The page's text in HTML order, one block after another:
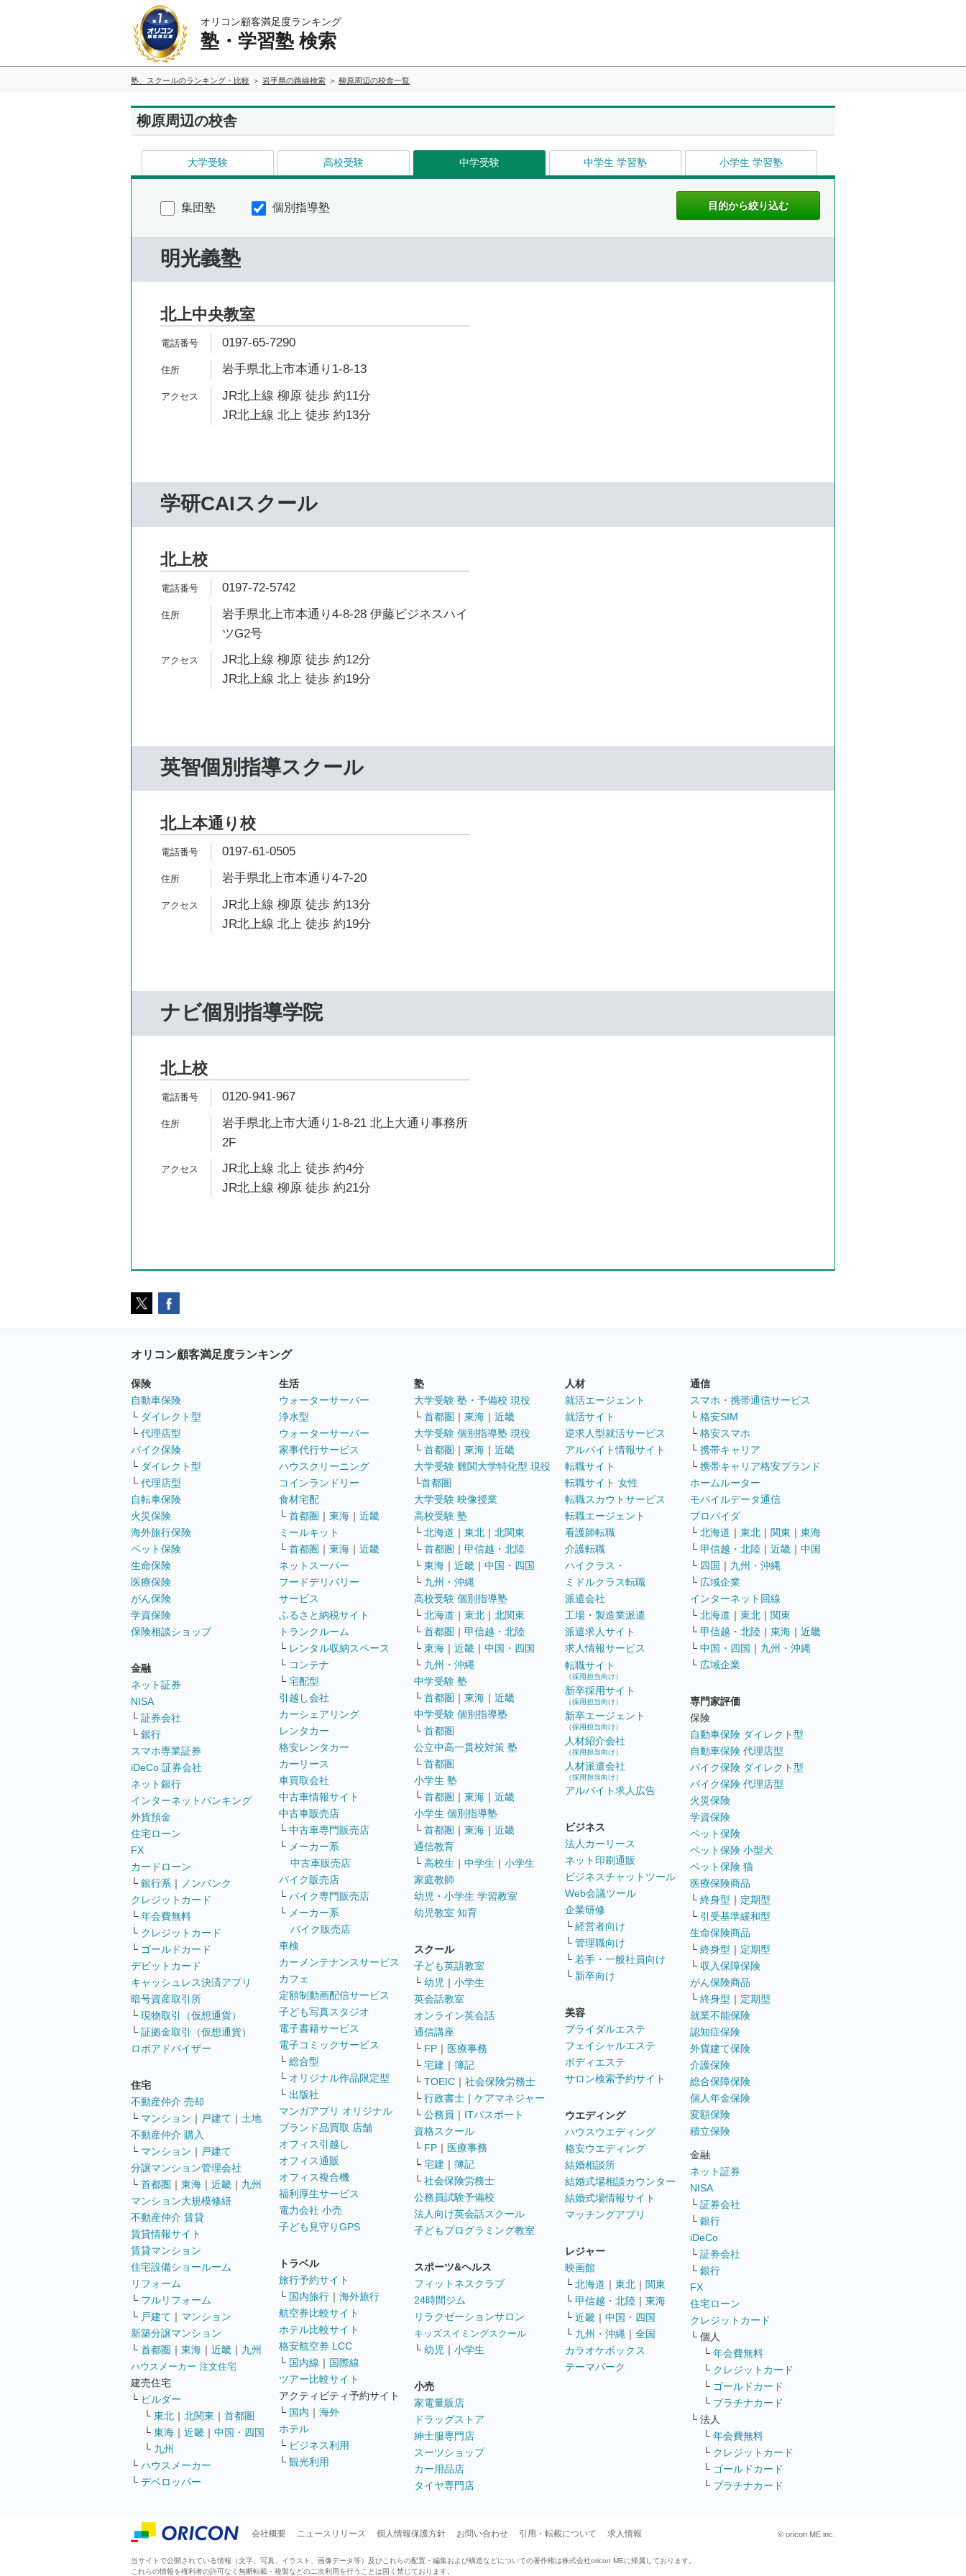
オリコン顧客満足度ランキング
塾・学習塾 検索
塾、スクールのランキング・比較 岩手県の路線検索 柳原周辺の校舎一覧
柳原周辺の校舎
大学受験 高校受験 中学受験 中学生 学習塾 小学生 学習塾
集団塾 個別指導塾
明光義塾
北上中央教室
0197-65-7290
岩手県北上市本通り1-8-13
JR北上線 柳原 徒歩 約11分
JR北上線 北上 徒歩 約13分
学研CAIスクール
北上校
0197-72-5742
岩手県北上市本通り4-8-28 伊藤ビジネスハイ
ツG2号
JR北上線 柳原 徒歩 約12分
JR北上線 北上 徒歩 約19分
英智個別指導スクール
北上本通り校
0197-61-0505
岩手県北上市本通り4-7-20
JR北上線 柳原 徒歩 約13分
JR北上線 北上 徒歩 約19分
ナビ個別指導学院
北上校
0120-941-967
岩手県北上市大通り1-8-21 北上大通り事務所
2F
JR北上線 北上 徒歩 約4分
JR北上線 柳原 徒歩 約21分
オリコン顧客満足度ランキング
保険
自動車保険
└ ダイレクト型
└ 代理店型
バイク保険
└ ダイレクト型
└ 代理店型
自転車保険
火災保険
海外旅行保険
ペット保険
生命保険
医療保険
がん保険
学資保険
保険相談ショップ
金融
ネット証券
NISA
└ 証券会社
└ 銀行
スマホ専業証券
iDeCo 証券会社
ネット銀行
インターネットバンキング
外貨預金
住宅ローン
FX
カードローン
└ 銀行系 ｜
ノンバンク
クレジットカード
└ 年会費無料
└ クレジットカード
└ ゴールドカード
デビットカード
キャッシュレス決済アプリ
暗号資産取引所
└ 現物取引（仮想通貨）
└ 証拠金取引（仮想通貨）
ロボアドバイザー
住宅
不動産仲介 売却
└ マンション ｜ 戸建て ｜ 土地
不動産仲介 購入
└ マンション ｜ 戸建て
分譲マンション管理会社
└ 首都圏 ｜ 東海 ｜ 近畿 ｜ 九州
マンション大規模修繕
不動産仲介 賃貸
賃貸情報サイト
賃貸マンション
住宅設備ショールーム
リフォーム
└ フルリフォーム
└ 戸建て ｜ マンション
新築分譲マンション
└ 首都圏 ｜ 東海 ｜ 近畿 ｜ 九州
ハウスメーカー 注文住宅
建売住宅
└ ビルダー
└ 東北 ｜ 北関東 ｜ 首都圏
└ 東海 ｜ 近畿 ｜ 中国・四国
└ 九州
└ ハウスメーカー
└ デベロッパー
生活
ウォーターサーバー
浄水型
ウォーターサーバー
家事代行サービス
ハウスクリーニング
コインランドリー
食材宅配
└ 首都圏 ｜ 東海 ｜ 近畿
ミールキット
└ 首都圏 ｜ 東海 ｜ 近畿
ネットスーパー
フードデリバリー
サービス
ふるさと納税サイト
トランクルーム
└ レンタル収納スペース
└ コンテナ
└ 宅配型
引越し会社
カーシェアリング
レンタカー
格安レンタカー
カーリース
車買取会社
中古車情報サイト
中古車販売店
└ 中古車専門販売店
└ メーカー系
中古車販売店
バイク販売店
└ バイク専門販売店
└ メーカー系
バイク販売店
車検
カーメンテナンスサービス
カフェ
定額制動画配信サービス
子ども写真スタジオ
電子書籍サービス
電子コミックサービス
└ 総合型
└ オリジナル作品限定型
└ 出版社
マンガアプリ オリジナル
ブランド品買取 店舗
オフィス引越し
オフィス通販
オフィス複合機
福利厚生サービス
電力会社 小売
子ども見守りGPS
トラベル
旅行予約サイト
└ 国内旅行 ｜ 海外旅行
航空券比較サイト
ホテル比較サイト
格安航空券 LCC
└ 国内線 ｜ 国際線
ツアー比較サイト
アクティビティ予約サイト
└ 国内 ｜ 海外
ホテル
└ ビジネス利用
└ 観光利用
塾
大学受験 塾・予備校 現役
└ 首都圏 ｜ 東海 ｜ 近畿
大学受験 個別指導塾 現役
└ 首都圏 ｜ 東海 ｜ 近畿
大学受験 難関大学特化型 現役
└首都圏
大学受験 映像授業
高校受験 塾
└ 北海道 ｜ 東北 ｜ 北関東
└ 首都圏 ｜ 甲信越・北陸
└ 東海 ｜ 近畿 ｜ 中国・四国
└ 九州・沖縄
高校受験 個別指導塾
└ 北海道 ｜ 東北 ｜ 北関東
└ 首都圏 ｜ 甲信越・北陸
└ 東海 ｜ 近畿 ｜ 中国・四国
└ 九州・沖縄
中学受験 塾
└ 首都圏 ｜ 東海 ｜ 近畿
中学受験 個別指導塾
└ 首都圏
公立中高一貫校対策 塾
└ 首都圏
小学生 塾
└ 首都圏 ｜ 東海 ｜ 近畿
小学生 個別指導塾
└ 首都圏 ｜ 東海 ｜ 近畿
通信教育
└ 高校生 ｜ 中学生 ｜ 小学生
家庭教師
幼児・小学生 学習教室
幼児教室 知育
スクール
子ども英語教室
└ 幼児 ｜ 小学生
英会話教室
オンライン英会話
通信講座
└ FP ｜ 医療事務
└ 宅建 ｜ 簿記
└ TOEIC ｜ 社会保険労務士
└ 行政書士 ｜ ケアマネジャー
└ 公務員 ｜ ITパスポート
資格スクール
└ FP ｜ 医療事務
└ 宅建 ｜ 簿記
└ 社会保険労務士
公務員試験予備校
法人向け英会話スクール
子どもプログラミング教室
スポーツ&ヘルス
フィットネスクラブ
24時間ジム
リラクゼーションサロン
キッズスイミングスクール
└ 幼児 ｜ 小学生
小売
家電量販店
ドラッグストア
紳士服専門店
スーツショップ
カー用品店
タイヤ専門店
人材
就活エージェント
就活サイト
逆求人型就活サービス
アルバイト情報サイト
転職サイト
転職サイト 女性
転職スカウトサービス
転職エージェント
看護師転職
介護転職
ハイクラス・
ミドルクラス転職
派遣会社
工場・製造業派遣
派遣求人サイト
求人情報サービス
転職サイト
（採用担当向け）
新卒採用サイト
（採用担当向け）
新卒エージェント
（採用担当向け）
人材紹介会社
（採用担当向け）
人材派遣会社
（採用担当向け）
アルバイト求人広告
ビジネス
法人カーリース
ネット印刷通販
ビジネスチャットツール
Web会議ツール
企業研修
└ 経営者向け
└ 管理職向け
└ 若手・一般社員向け
└ 新卒向け
美容
ブライダルエステ
フェイシャルエステ
ボディエステ
サロン検索予約サイト
ウエディング
ハウスウエディング
格安ウエディング
結婚相談所
結婚式場相談カウンター
結婚式場情報サイト
マッチングアプリ
レジャー
映画館
└ 北海道 ｜ 東北 ｜ 関東
└ 甲信越・北陸 ｜ 東海
└ 近畿 ｜ 中国・四国
└ 九州・沖縄 ｜ 全国
カラオケボックス
テーマパーク
通信
スマホ・携帯通信サービス
└ 格安SIM
└ 格安スマホ
└ 携帯キャリア
└ 携帯キャリア格安ブランド
ホームルーター
モバイルデータ通信
プロバイダ
└ 北海道 ｜ 東北 ｜ 関東 ｜ 東海
└ 甲信越・北陸 ｜ 近畿 ｜ 中国
└ 四国 ｜ 九州・沖縄
└ 広域企業
インターネット回線
└ 北海道 ｜ 東北 ｜ 関東
└ 甲信越・北陸 ｜ 東海 ｜ 近畿
└ 中国・四国 ｜ 九州・沖縄
└ 広域企業
専門家評価
保険
自動車保険 ダイレクト型
自動車保険 代理店型
バイク保険 ダイレクト型
バイク保険 代理店型
火災保険
学資保険
ペット保険
ペット保険 小型犬
ペット保険 猫
医療保険商品
└ 終身型 ｜ 定期型
└ 引受基準緩和型
生命保険商品
└ 終身型 ｜ 定期型
└ 収入保障保険
がん保険商品
└ 終身型 ｜ 定期型
就業不能保険
認知症保険
外貨建て保険
介護保険
総合保障保険
個人年金保険
変額保険
積立保険
金融
ネット証券
NISA
└ 証券会社
└ 銀行
iDeCo
└ 証券会社
└ 銀行
FX
住宅ローン
クレジットカード
└ 個人
└ 年会費無料
└ クレジットカード
└ ゴールドカード
└ プラチナカード
└ 法人
└ 年会費無料
└ クレジットカード
└ ゴールドカード
└ プラチナカード
会社概要 ニュースリリース 個人情報保護方針 お問い合わせ 引用・転載について 求人情報 © oricon ME inc.
当サイトで公開されている情報（文字、写真、イラスト、画像データ等）及びこれらの配置・編集および構造などについての著作権は株式会社oricon MEに帰属しております。
これらの情報を権利者の許可なく無断転載・複製などの二次利用を行うことは固く禁じております。